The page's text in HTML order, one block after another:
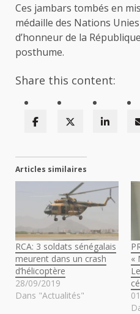
Ces jambars tombés en
médaille des Nations
d’honneur de la
posthume.
Share this content:
Articles similaires
RCA: 3 soldats sénégalais
meurent dans un crash
d’hélicoptère
28/09/2019
Dans "Actualités"
«